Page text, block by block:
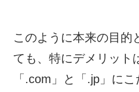
このように本来の目的
ても、特にデメリット
「.com」と「.jp」に